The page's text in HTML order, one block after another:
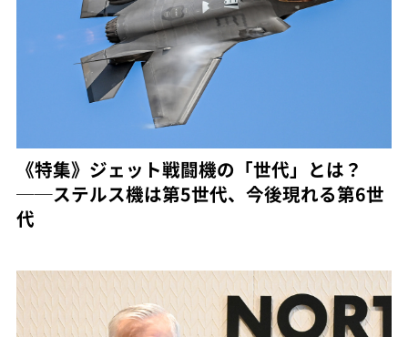
《特集》ジェット戦闘機の「世代」とは？
──ステルス機は第5世代、今後現れる第6世
代